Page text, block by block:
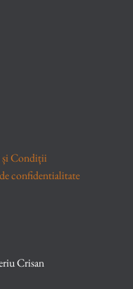
și Condiții
confidentialitate
Crisan